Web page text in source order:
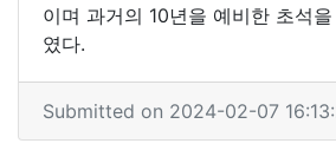
이며 과거의 10년을 예비한 초석
였다.
Submitted on 2024-02-07